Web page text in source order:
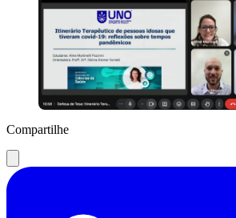
Compartilhe